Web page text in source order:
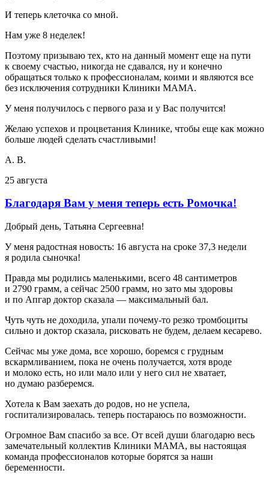
И теперь клеточка со мной.
Нам уже 8 неделек!
Поэтому призываю тех, кто на данный момент еще на пути
к своему счастью, никогда не сдавался, ну и конечно
обращаться только к профессионалам, коими и являются все
без исключения сотрудники Клиники МАМА.
У меня получилось с первого раза и у Вас получится!
Желаю успехов и процветания Клинике, чтобы еще как можно
больше людей сделать счастливыми!
А. В.
25 августа
Благодаря Вам у меня теперь есть Ромочка!
Добрый день, Татьяна Сергеевна!
У меня радостная новость: 16 августа на сроке 37,3 недели
я родила сыночка!
Правда мы родились маленькими, всего 48 сантиметров
и 2790 грамм, а сейчас 2500 грамм, но зато мы здоровы
и по Апгар доктор сказала — максимальный бал.
Чуть чуть не доходила, упали почему-то резко тромбоциты
сильно и доктор сказала, рисковать не будем, делаем кесарево.
Сейчас мы уже дома, все хорошо, боремся с грудным
вскармливанием, пока не очень получается, хотя вроде
и молоко есть, но или мало или у него сил не хватает,
но думаю разберемся.
Хотела к Вам заехать до родов, но не успела,
госпитализировалась. теперь постараюсь по возможности.
Огромное Вам спасибо за все. От всей души благодарю весь
замечательный коллектив Клиники МАМА, вы настоящая
команда профессионалов которые борятся за наши
беременности.